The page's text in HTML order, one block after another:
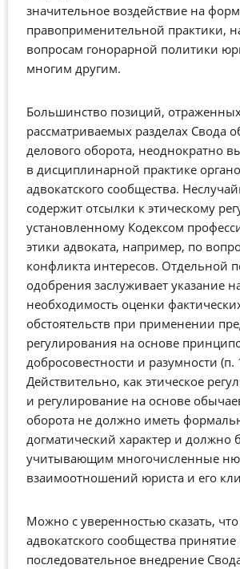
значительное воздействие на
правоприменительной практики,
вопросам гонорарной политики
многим другим.
Большинство позиций,
рассматриваемых разделах Свода
делового оборота, неоднократно
в дисциплинарной практике
адвокатского сообщества.
содержит отсылки к этическому
установленному Кодексом
этики адвоката, например, по
конфликта интересов. Отдельной
одобрения заслуживает указание
необходимость оценки
обстоятельств при применении
регулирования на основе
добросовестности и разумности (п.
Действительно, как этическое
и регулирование на основе
оборота не должно иметь
догматический характер и должно
учитывающим многочисленные
взаимоотношений юриста и его
Можно с уверенностью сказать,
адвокатского сообщества принятие
последовательное внедрение